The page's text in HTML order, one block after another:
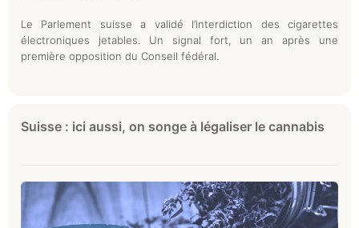
Le Parlement suisse a validé l’interdiction des cigarettes
électroniques jetables. Un signal fort, un an après une
première opposition du Conseil fédéral.
Suisse : ici aussi, on songe à légaliser le cannabis